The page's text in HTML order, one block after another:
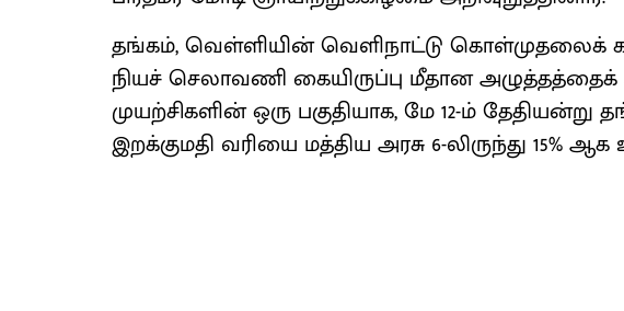
தங்​கம், வெள்​ளி​யின் வெளி​நாட்டு கொள்​முதலைக்
நியச் செலா​வணி கையிருப்பு மீதான அழுத்​தத்​தைக்
முயற்​சிகளின் ஒரு பகு​தி​யாக, மே 12-ம்
இறக்​குமதி வரியை மத்திய அரசு 6-லிருந்து 15% ஆக